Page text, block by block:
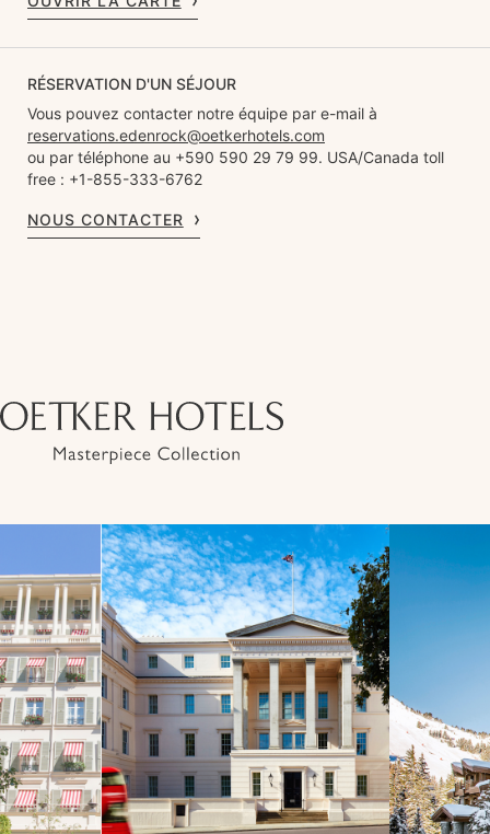
RÉSERVATION D'UN SÉJOUR
Vous pouvez contacter notre équipe par e-mail à
reservations.edenrock@oetkerhotels.com
ou par téléphone au +590 590 29 79 99. USA/Canada toll
free : +1-855-333-6762
NOUS CONTACTER